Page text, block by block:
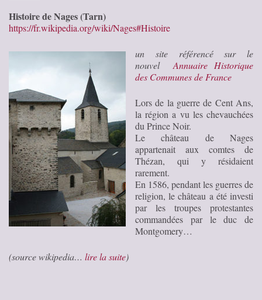
Histoire de Nages (Tarn)
https://fr.wikipedia.org/wiki/Nages#Histoire
un site référencé sur le
nouvelAnnuaire Historique
des Communes de France
Lors de la guerre de Cent Ans,
la région a vu les chevauchées
du Prince Noir.
Le château de Nages
appartenait aux comtes de
Thézan, qui y résidaient
rarement.
En 1586, pendant les guerres de
religion, le château a été investi
par les troupes protestantes
commandées par le duc de
Montgomery…
(source wikipedia… lire la suite)